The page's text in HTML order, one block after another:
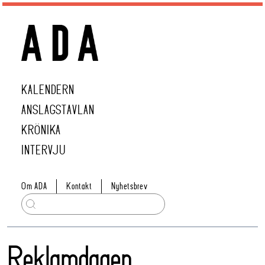
KALENDERN
ANSLAGSTAVLAN
KRÖNIKA
INTERVJU
Om ADA Kontakt Nyhetsbrev